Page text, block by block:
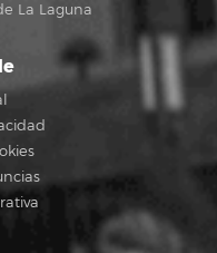
La Laguna